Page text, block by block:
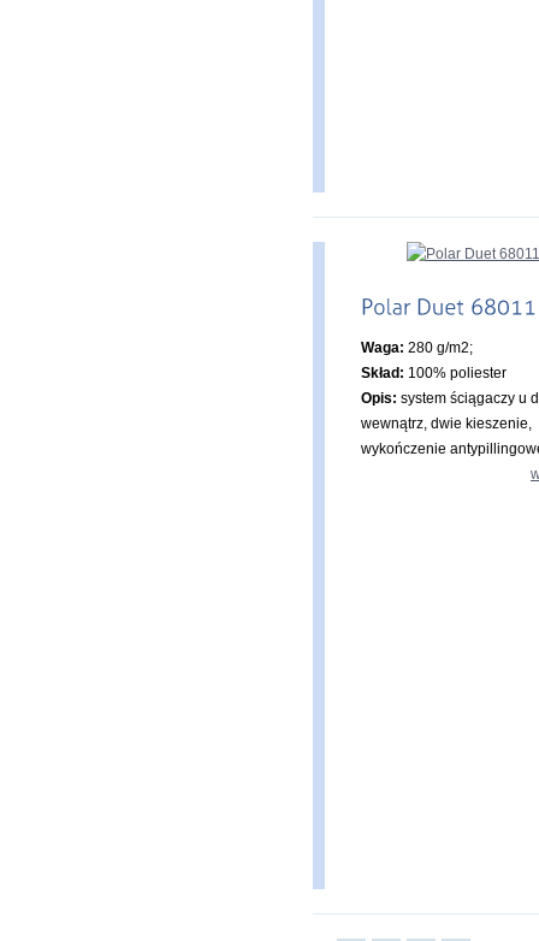
Waga: 280 g/m2;
Skład: 100% poliester
Opis: system ściągaczy u
wewnątrz, dwie kieszenie,
wykończenie